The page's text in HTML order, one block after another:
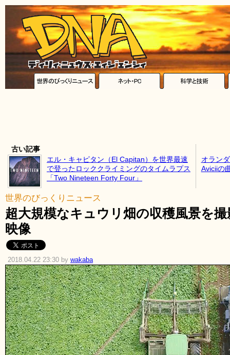
古い記事
エル・キャピタン（El Capitan）を世界最速
で登ったロッククライミングのタイムラプス
「Two Nineteen Forty Four」
オラン
Aviciiの
世界のびっくりニュース
超大規模なキュウリ畑の収穫風景を
映像
2018.04.22 23:30 by wakaba